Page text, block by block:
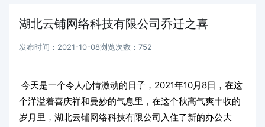
湖北云铺网络科技有限公司乔迁之喜
发布时间：2021-10-08浏览次数：752
今天是一个令人心情激动的日子，2021年10月8日，在这
个洋溢着喜庆祥和曼妙的气息里，在这个秋高气爽丰收的
岁月里，湖北云铺网络科技有限公司入住了新的办公大